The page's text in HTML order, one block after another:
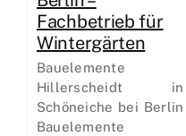
Fachbetrieb für
Wintergärten
Bauelemente
Hillerscheidt in
Schöneiche bei Berlin
Bauelemente